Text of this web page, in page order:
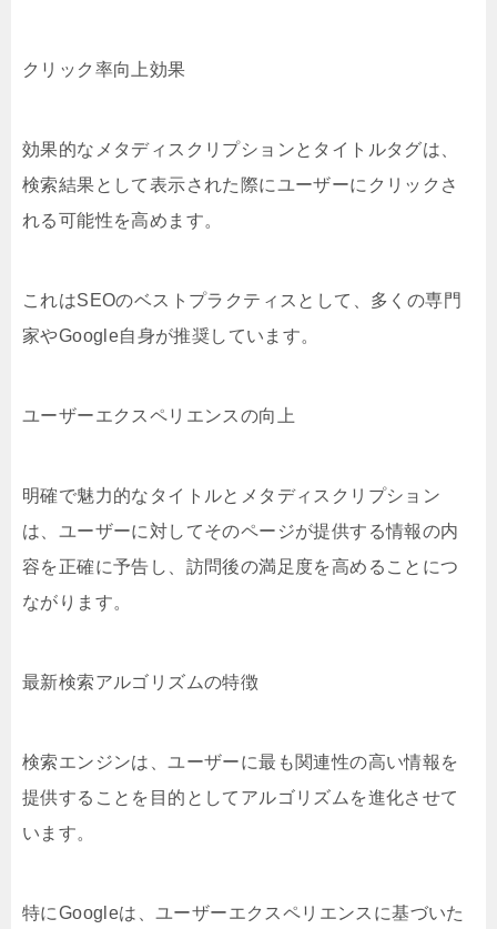
クリック率向上効果
効果的なメタディスクリプションとタイトルタグは、
検索結果として表示された際にユーザーにクリックさ
れる可能性を高めます。
これはSEOのベストプラクティスとして、多くの専門
家やGoogle自身が推奨しています。
ユーザーエクスペリエンスの向上
明確で魅力的なタイトルとメタディスクリプション
は、ユーザーに対してそのページが提供する情報の内
容を正確に予告し、訪問後の満足度を高めることにつ
ながります。
最新検索アルゴリズムの特徴
検索エンジンは、ユーザーに最も関連性の高い情報を
提供することを目的としてアルゴリズムを進化させて
います。
特にGoogleは、ユーザーエクスペリエンスに基づいた